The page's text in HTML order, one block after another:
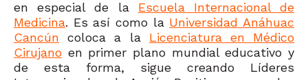
en especial de la Escuela Internacional de
Medicina. Es así como la Universidad Anáhuac
Cancún coloca a la Licenciatura en Médico
Cirujano en primer plano mundial educativo y
de esta forma, sigue creando Líderes